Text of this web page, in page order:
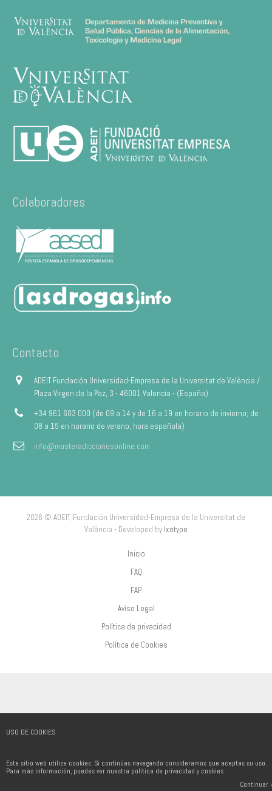
USO DE COOKIES
Este sitio web utiliza cookies. Si continúas navegando consideramos que aceptas su uso.
Para más información, puedes ver nuestra política de privacidad y cookies.
Continuar
Colaboradores
Contacto
ADEIT Fundación Universidad-Empresa de la Universitat de València /
Plaza Virgen de la Paz, 3 - 46001 Valencia - (España)
+34 961 603 000 (de 09 a 14 y de 16 a 19 en horario de invierno; de
08 a 15 en horario de verano, hora española)
info@masteradiccionesonline.com
2026 © ADEIT, Fundación Universidad-Empresa de la Universitat de
València - Developed by Ixotype
Inicio
FAQ
FAP
Aviso Legal
Política de privacidad
Política de Cookies